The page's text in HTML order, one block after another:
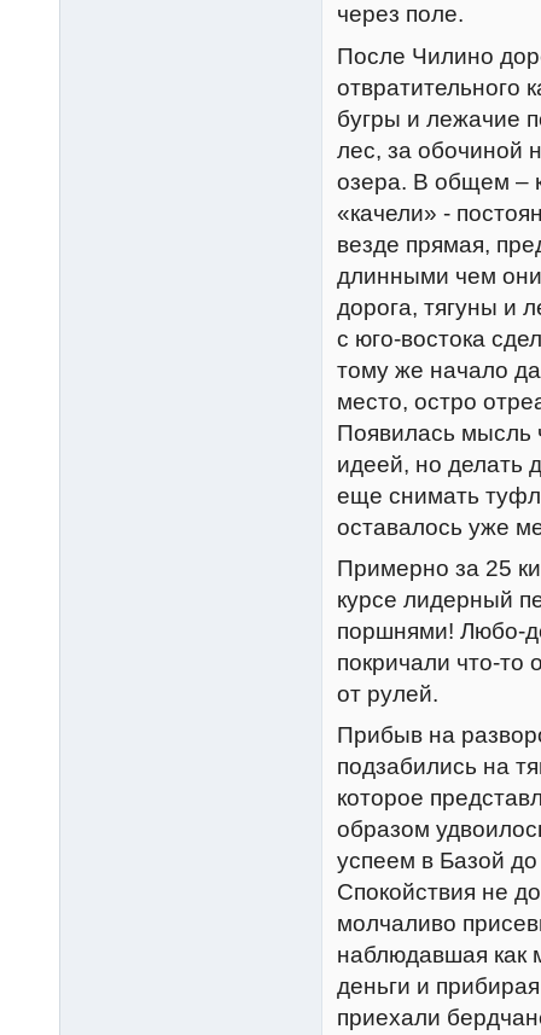
через поле.
После Чилино
отвратительного
бугры и лежачие
лес, за обочиной
озера. В общем –
«качели» -
везде прямая,
длинными чем
дорога, тягуны и
с юго-востока
тому же начало
место, остро
Появилась мысль
идеей, но делать
еще снимать
оставалось уже
Примерно за 25
курсе лидерный
поршнями! Любо-
покричали что-то
от рулей.
Прибыв на
подзабились на
которое
образом
успеем в Базой
Спокойствия не
молчаливо
наблюдавшая как
деньги и
приехали